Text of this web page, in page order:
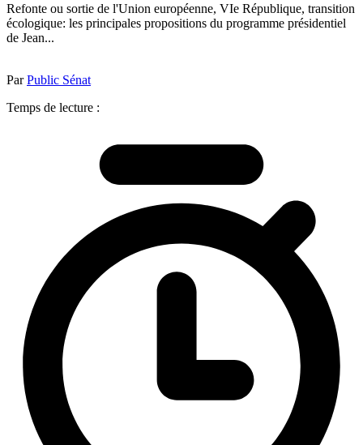
Refonte ou sortie de l'Union européenne, VIe République, transition
écologique: les principales propositions du programme présidentiel
de Jean...
ParPublic Sénat
Temps de lecture :